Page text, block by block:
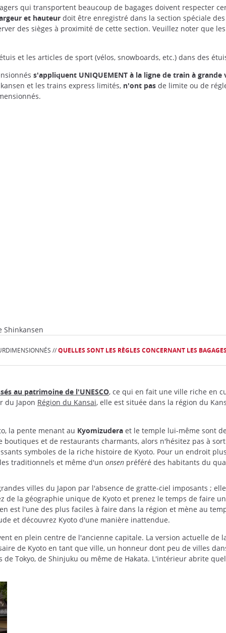
qui transportent beaucoup de bagages doivent respecter
et hauteur doit être enregistré dans la section spéciale
des sièges à proximité de cette section. Veuillez noter que
et les articles de sport (vélos, snowboards, etc.) dans des
s'appliquent UNIQUEMENT à la ligne de train à
et les trains express limités, n'ont pas de limite ou de
Shinkansen
//QUELLES SONT LES RÈGLES CONCERNANT LES
au patrimoine de l'UNESCO, ce qui en fait une ville riche en
du Japon Région du Kansai, elle est située dans la région du
la pente menant au Kyomizudera et le temple lui-même sont
boutiques et de restaurants charmants, alors n'hésitez pas à
symboles de la riche histoire de Kyoto. Pour un endroit
traditionnels et même d'un onsen préféré des habitants du
villes du Japon par l'absence de gratte-ciel imposants ;
de la géographie unique de Kyoto et prenez le temps de faire
est l'une des plus faciles à faire dans la région et mène au
et découvrez Kyoto d'une manière inattendue.
en plein centre de l'ancienne capitale. La version actuelle de
de Kyoto en tant que ville, un honneur dont peu de villes
Tokyo, de Shinjuku ou même de Hakata. L'intérieur abrite